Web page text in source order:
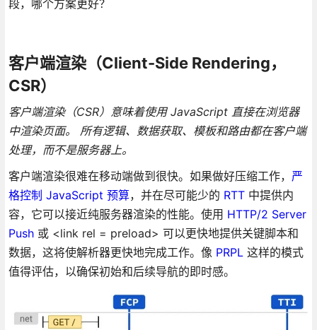
段，哪个方案更好？
客户端渲染（Client-Side Rendering，
CSR）
客户端渲染（CSR）意味着使用 JavaScript 直接在浏览器
中渲染页面。 所有逻辑、数据获取、模板和路由都在客户端
处理，而不是服务器上。
客户端渲染很难在移动端做到很快。如果做好压缩工作， 严
格控制 JavaScript 预算，并在尽可能少的 RTT中提供内
容，它可以接近纯服务器渲染的性能。使用 HTTP/2 Server
Push或 <link rel = preload> 可以更快地提供关键脚本和
数据，这将使解析器更快地完成工作。像 PRPL这样的模式
值得评估，以确保初始和后续导航的即时感。